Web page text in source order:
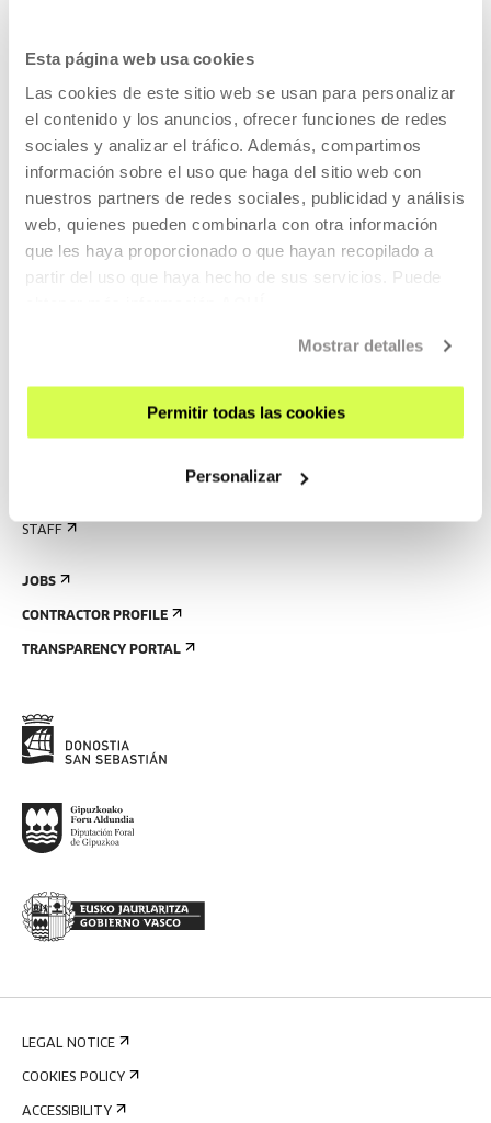
Esta página web usa cookies
Las cookies de este sitio web se usan para personalizar
el contenido y los anuncios, ofrecer funciones de redes
sociales y analizar el tráfico. Además, compartimos
información sobre el uso que haga del sitio web con
nuestros partners de redes sociales, publicidad y análisis
web, quienes pueden combinarla con otra información
que les haya proporcionado o que hayan recopilado a
partir del uso que haya hecho de sus servicios. Puede
Mostrar detalles
Permitir todas las cookies
Personalizar
GUIDED TOURS
ACCOMMODATION
ACCESSIBILITY
RULES
RENTAL OF SPACES
STAFF
JOBS
CONTRACTOR PROFILE
TRANSPARENCY PORTAL
LEGAL NOTICE
COOKIES POLICY
ACCESSIBILITY